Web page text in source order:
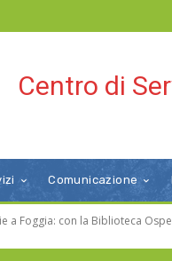
Centro di
Comunicazione
a Foggia: con la Biblioteca